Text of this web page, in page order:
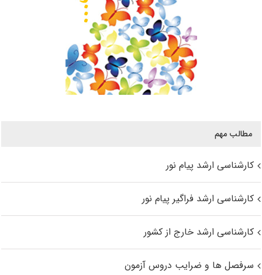
مطالب مهم
کارشناسی ارشد پیام نور
کارشناسی ارشد فراگیر پیام نور
کارشناسی ارشد خارج از کشور
سرفصل ها و ضرایب دروس آزمون